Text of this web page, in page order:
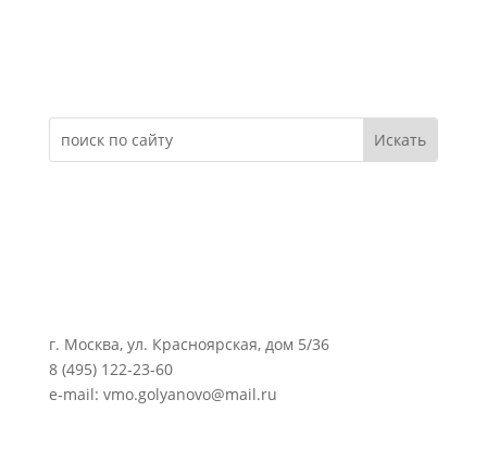
г. Москва, ул. Красноярская, дом 5/36
8 (495) 122-23-60
e-mail: vmo.golyanovo@mail.ru